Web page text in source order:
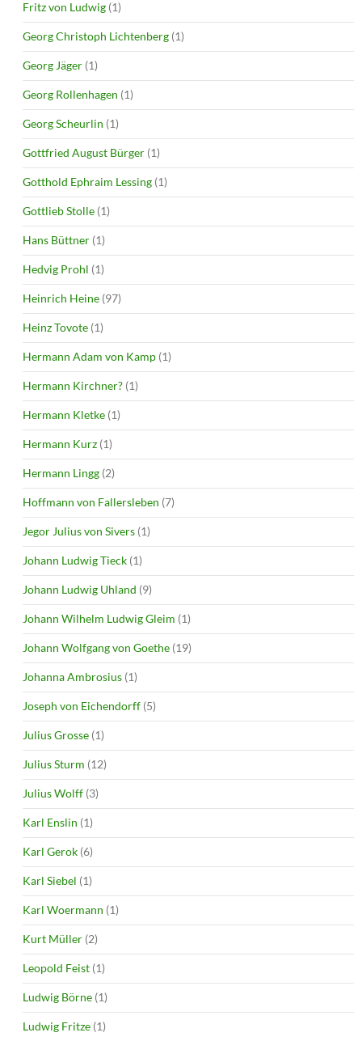
Fritz von Ludwig (1)
Georg Christoph Lichtenberg (1)
Georg Jäger (1)
Georg Rollenhagen (1)
Georg Scheurlin (1)
Gottfried August Bürger (1)
Gotthold Ephraim Lessing (1)
Gottlieb Stolle (1)
Hans Büttner (1)
Hedvig Prohl (1)
Heinrich Heine (97)
Heinz Tovote (1)
Hermann Adam von Kamp (1)
Hermann Kirchner? (1)
Hermann Kletke (1)
Hermann Kurz (1)
Hermann Lingg (2)
Hoffmann von Fallersleben (7)
Jegor Julius von Sivers (1)
Johann Ludwig Tieck (1)
Johann Ludwig Uhland (9)
Johann Wilhelm Ludwig Gleim (1)
Johann Wolfgang von Goethe (19)
Johanna Ambrosius (1)
Joseph von Eichendorff (5)
Julius Grosse (1)
Julius Sturm (12)
Julius Wolff (3)
Karl Enslin (1)
Karl Gerok (6)
Karl Siebel (1)
Karl Woermann (1)
Kurt Müller (2)
Leopold Feist (1)
Ludwig Börne (1)
Ludwig Fritze (1)